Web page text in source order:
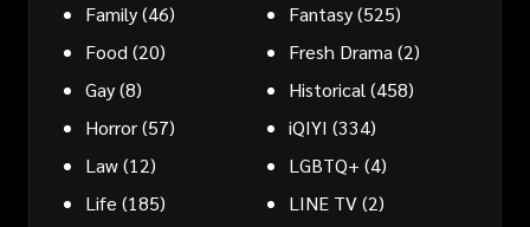
Family(46) Fantasy(525)
Food(20) Fresh Drama(2)
Gay(8) Historical(458)
Horror(57) iQIYI (334)
Law(12) LGBTQ+ (4)
Life (185) LINE TV(2)